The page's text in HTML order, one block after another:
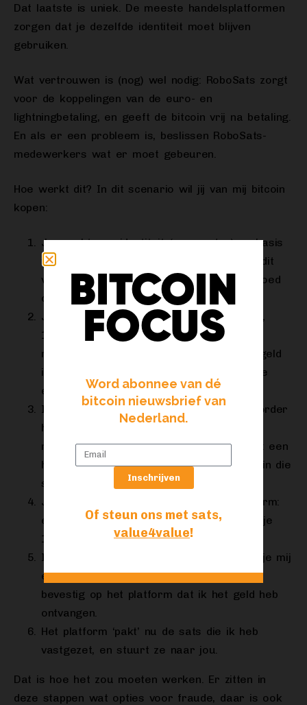
Dat laatste is uniek. De meeste handelsplatformen
zorgen dat je dezelfde identiteit moet blijven
gebruiken.
Wat vertrouwen is (nog) wel nodig: RoboSats zorgt
voor de koppelingen van de euro- en
lightningbetaling, en geeft de bitcoin vrij na betaling.
En als er een probleem is, beslissen RoboSats-
medewerkers wat er moet gebeuren.
Hoe werkt dit? In dit scenario wil jij van mij bitcoin
kopen:
Je maakt een identiteit (eenavatar) op basis
van een willekeurig getal. De app regelt dit
voor je. Dit willekeurige getal schrijf je goed
op, voor het geval je computer crasht.
Je zegt in de app dat je bitcoin wil kopen,
100.000 sats (ongeveer 30 euro). Bij het
maken van deze
moet je ook wat geld
in onderpand geven, om te bewijzen dat je
echt bent.
Ik wil bitcoin verkopen, en zie dat jij die order
hebt geplaatst. Ik ga in op jouw order. Ik
maak een speciaal soort lightning-invoice: een
hold-invoice. Ik zet de 100.000 sats vast in die
speciale invoice.
Jij stuurt ook een invoice naar het platform:
een invoice vanuit jouw wallet, waarmee je
100.000 sats ontvangt.
Ik vertel je in een versleutelde chat hoe je mij
euro’s kan sturen. Jij betaalt mij, en ik
bevestig op het platform dat ik het geld heb
ontvangen.
Het platform ‘pakt’ nu de sats die ik heb
vastgezet, en stuurt ze naar jou.
Dat is hoe het zou moeten werken. Er zitten in
deze stappen wat opties voor fraude, daar is ook
BITCOIN
FOCUS
Word abonnee van dé
bitcoin nieuwsbrief van
Nederland.
Inschrijven
Of steun ons met sats,
value4value!